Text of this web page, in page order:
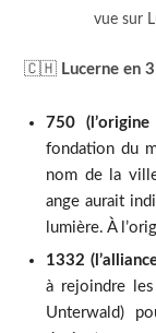
vue sur
🇨🇭Lucerne en
750
fondation du
nom de la
ange aurait
lumière. À
1332
à rejoindre
Unterwald)